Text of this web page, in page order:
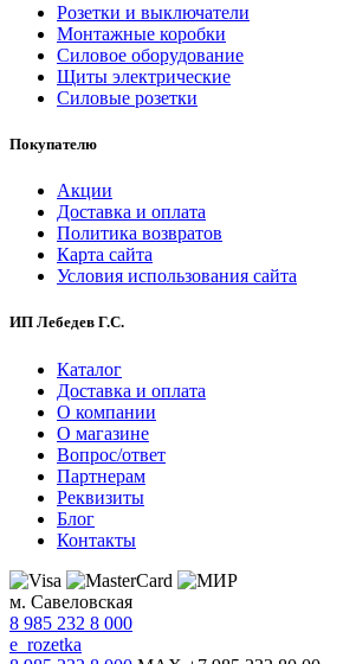
Розетки и выключатели
Монтажные коробки
Силовое оборудование
Щиты электрические
Силовые розетки
Покупателю
Акции
Доставка и оплата
Политика возвратов
Карта сайта
Условия использования сайта
ИП Лебедев Г.С.
Каталог
Доставка и оплата
О компании
О магазине
Вопрос/ответ
Партнерам
Реквизиты
Блог
Контакты
м. Савеловская
8 985 232 8 000
e_rozetka